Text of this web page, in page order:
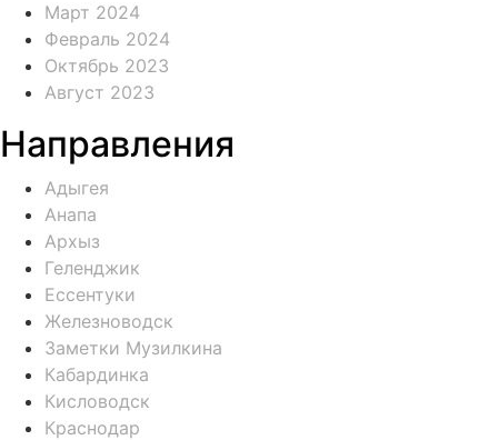
Март 2024
Февраль 2024
Октябрь 2023
Август 2023
Направления
Адыгея
Анапа
Архыз
Геленджик
Ессентуки
Железноводск
Заметки Музилкина
Кабардинка
Кисловодск
Краснодар